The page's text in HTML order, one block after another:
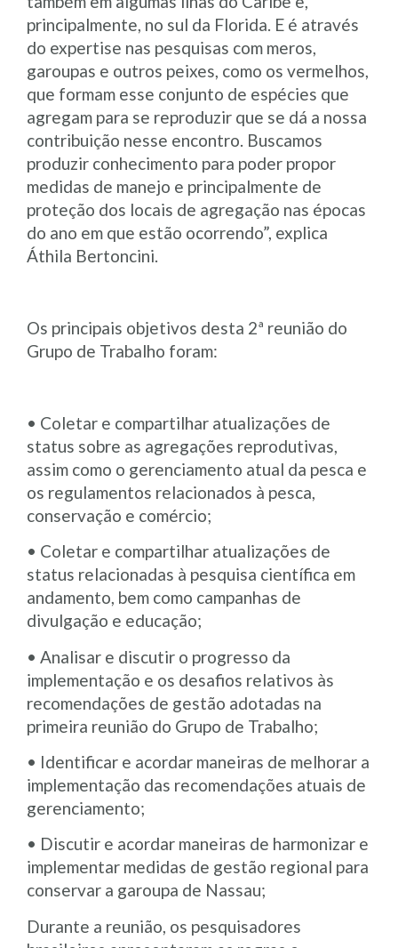
principalmente, no sul da Florida. E é através
do expertise nas pesquisas com meros,
garoupas e outros peixes, como os vermelhos,
que formam esse conjunto de espécies que
agregam para se reproduzir que se dá a nossa
contribuição nesse encontro. Buscamos
produzir conhecimento para poder propor
medidas de manejo e principalmente de
proteção dos locais de agregação nas épocas
do ano em que estão ocorrendo”, explica
Áthila Bertoncini.
Os principais objetivos desta 2ª reunião do
Grupo de Trabalho foram:
• Coletar e compartilhar atualizações de
status sobre as agregações reprodutivas,
assim como o gerenciamento atual da pesca e
os regulamentos relacionados à pesca,
conservação e comércio;
• Coletar e compartilhar atualizações de
status relacionadas à pesquisa científica em
andamento, bem como campanhas de
divulgação e educação;
• Analisar e discutir o progresso da
implementação e os desafios relativos às
recomendações de gestão adotadas na
primeira reunião do Grupo de Trabalho;
• Identificar e acordar maneiras de melhorar a
implementação das recomendações atuais de
gerenciamento;
• Discutir e acordar maneiras de harmonizar e
implementar medidas de gestão regional para
conservar a garoupa de Nassau;
Durante a reunião, os pesquisadores